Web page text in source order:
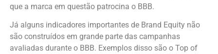
que a marca em questão patrocina o BBB.
Já alguns indicadores importantes de Brand Equity não
são construídos em grande parte das campanhas
avaliadas durante o BBB. Exemplos disso são o Top of